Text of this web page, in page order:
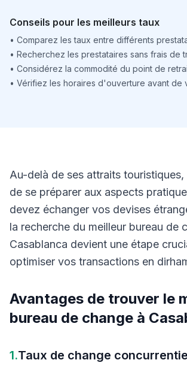
Conseils pour les meilleurs taux
• Comparez les taux entre différents
• Recherchez les prestataires sans frais de
• Considérez la commodité du point de
• Vérifiez les horaires d'ouverture avant de
Au-delà de ses attraits touristiques,
de se préparer aux aspects
devez échanger vos devises
la recherche du meilleur bureau de
Casablanca devient une étape
optimiser vos transactions en
Avantages de trouver le
bureau de change à
1.Taux de change